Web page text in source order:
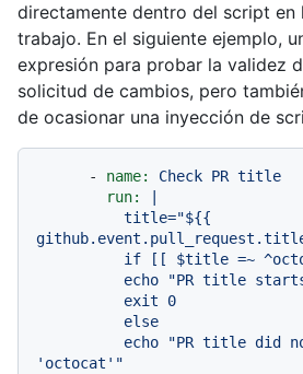
directamente dentro del script en
trabajo. En el siguiente ejemplo,
expresión para probar la validez
solicitud de cambios, pero
de ocasionar una inyección de
- name: Check PR title
run:
'octocat'"